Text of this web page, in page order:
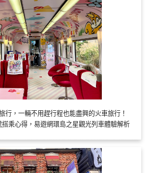
行，一輛不用趕行程也能盡興的火車旅行！
乘心得，易遊網環島之星觀光列車體驗解析